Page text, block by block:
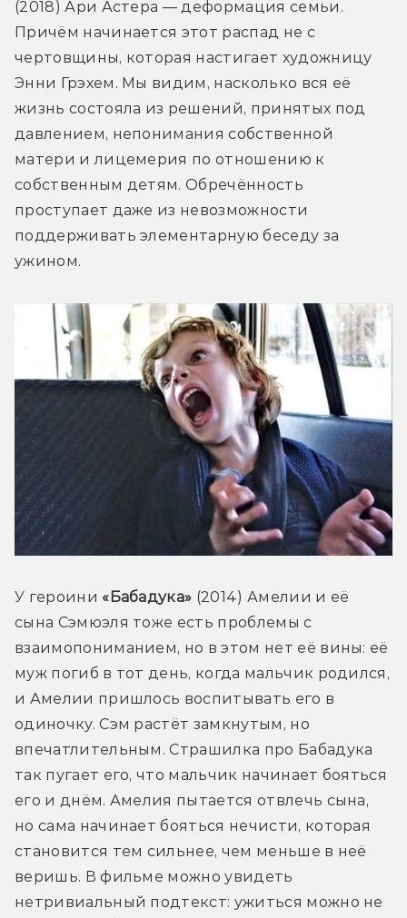
(2018) Ари Астера — деформация семьи.
Причём начинается этот распад не с
чертовщины, которая настигает художницу
Энни Грэхем. Мы видим, насколько вся её
жизнь состояла из решений, принятых под
давлением, непонимания собственной
матери и лицемерия по отношению к
собственным детям. Обречённость
проступает даже из невозможности
поддерживать элементарную беседу за
ужином.
У героини «Бабадука» (2014) Амелии и её
сына Сэмюэля тоже есть проблемы с
взаимопониманием, но в этом нет её вины: её
муж погиб в тот день, когда мальчик родился,
и Амелии пришлось воспитывать его в
одиночку. Сэм растёт замкнутым, но
впечатлительным. Страшилка про Бабадука
так пугает его, что мальчик начинает бояться
его и днём. Амелия пытается отвлечь сына,
но сама начинает бояться нечисти, которая
становится тем сильнее, чем меньше в неё
веришь. В фильме можно увидеть
нетривиальный подтекст: ужиться можно не